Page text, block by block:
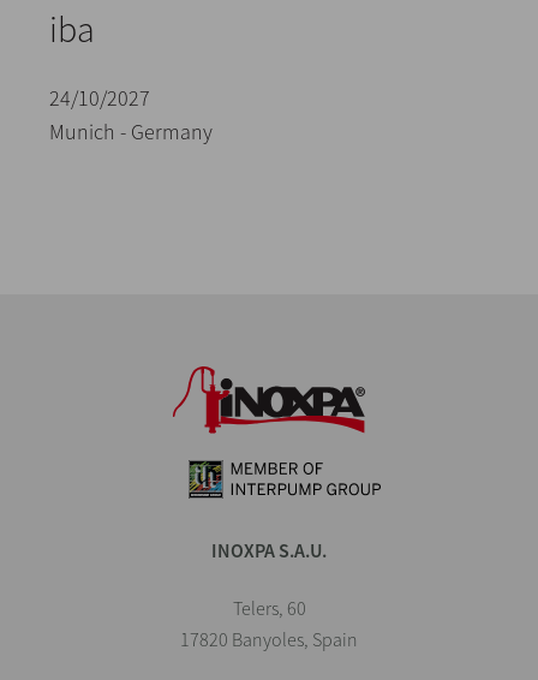
iba
24/10/2027
Munich - Germany
INOXPA S.A.U.
Telers, 60
17820 Banyoles, Spain